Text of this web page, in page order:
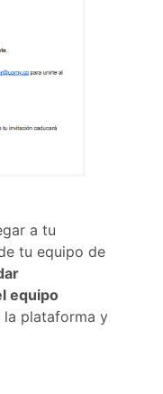
a tu
tu equipo de
equipo
la plataforma y